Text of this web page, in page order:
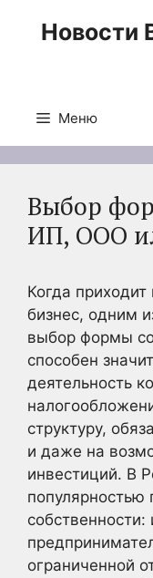
Новости
Меню
Выбор
ИП, ООО
Когда
бизнес, одним
выбор формы
способен
деятельность
структуру,
и даже на
инвестиций. В
популярностью
ограниченной